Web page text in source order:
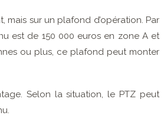
sur un plafond d’opération. Par
est de 150 000 euros en zone A et
ou plus, ce plafond peut monter
Selon la situation, le PTZ peut